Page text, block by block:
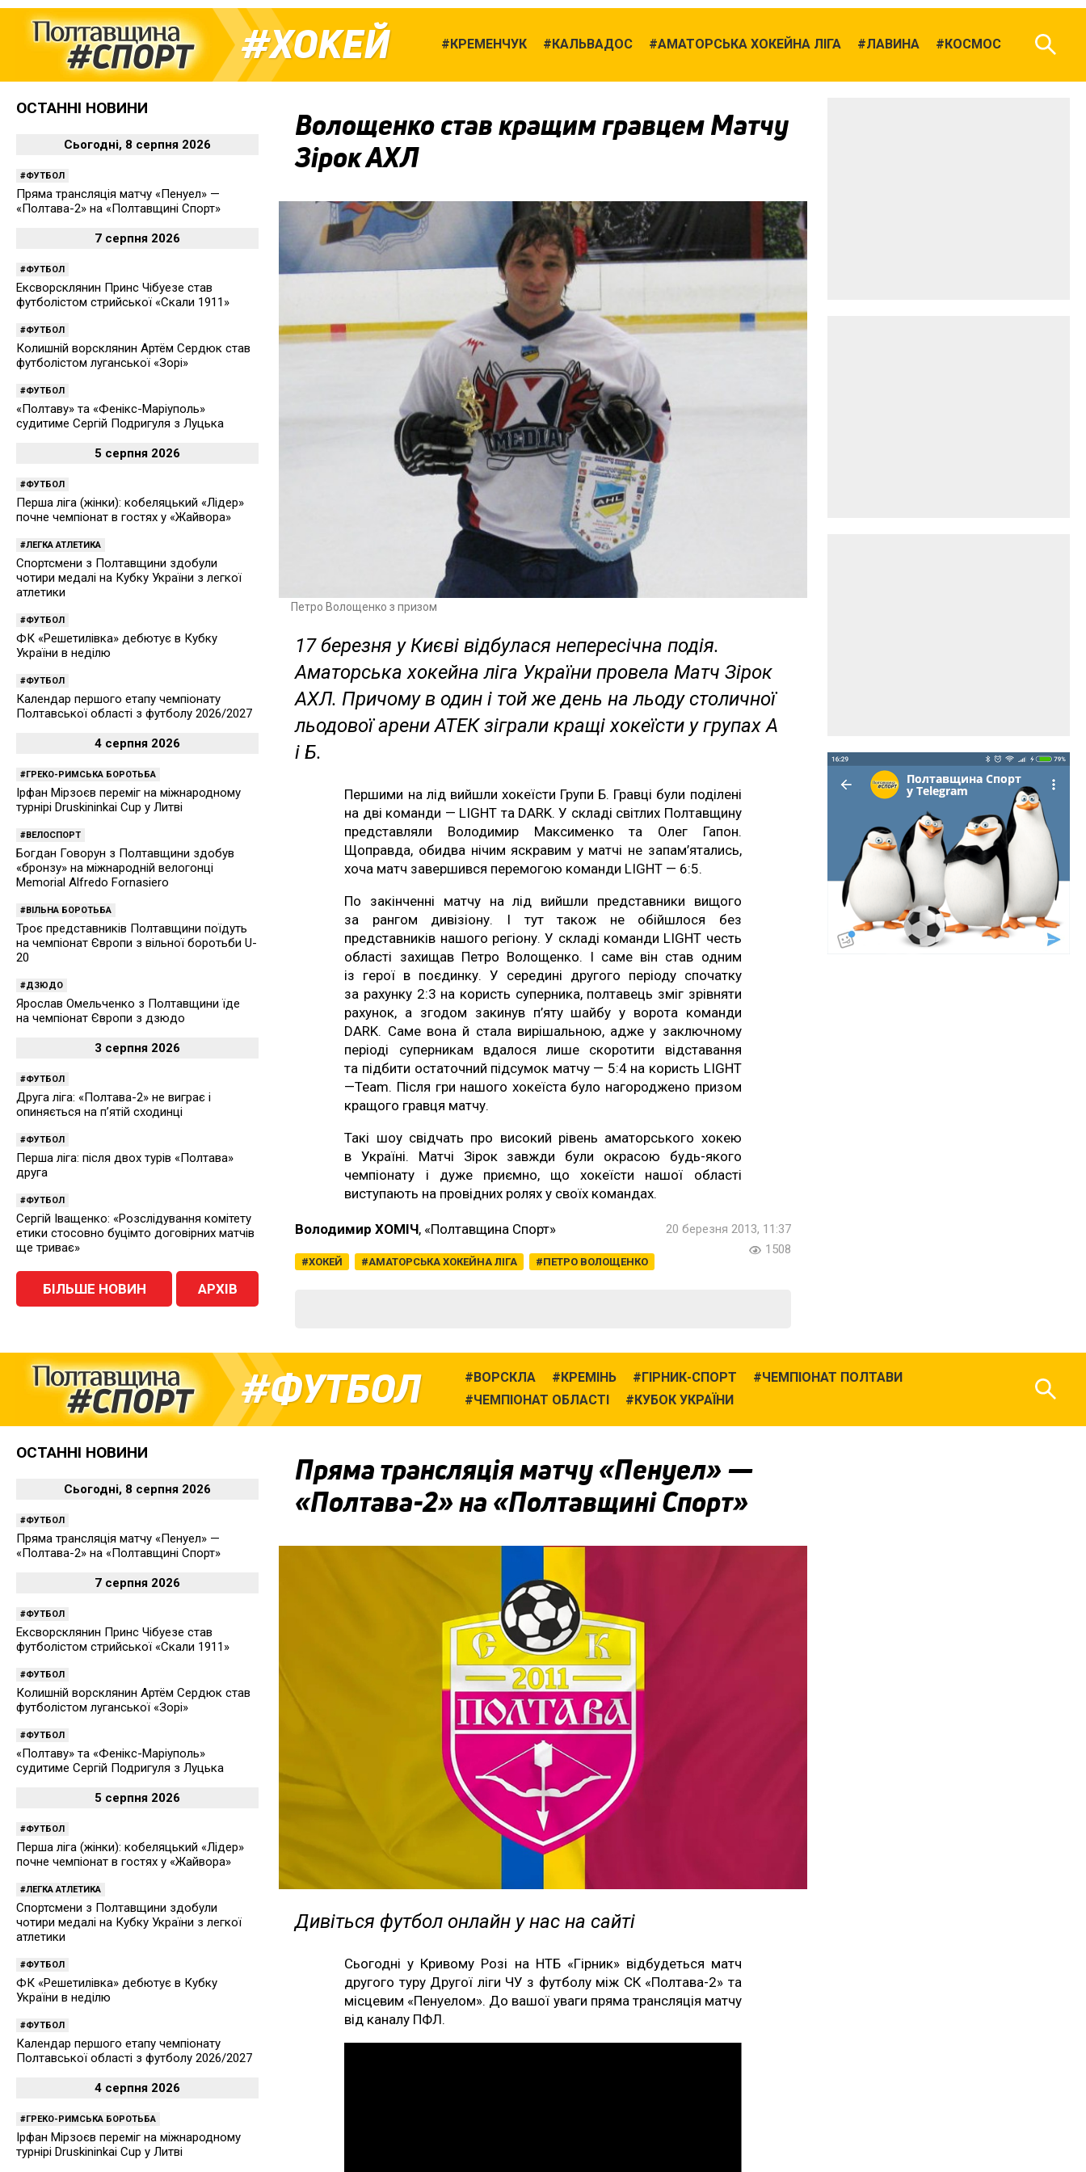
ХОКЕЙ КРЕМЕНЧУК КАЛЬВАДОС АМАТОРСЬКА ХОКЕЙНА ЛІГА ЛАВИНА КОСМОС
Волощенко став кращим гравцем Матчу
Зірок АХЛ
Петро Волощенко з призом
17 березня у Києві відбулася непересічна подія.
Аматорська хокейна ліга України провела Матч Зірок
АХЛ. Причому в один і той же день на льоду столичної
льодової арени АТЕК зіграли кращі хокеїсти у групах А
і Б.
Першими на лід вийшли хокеїсти Групи Б. Гравці були поділені
на дві команди — LIGHT та DARK. У складі світлих Полтавщину
представляли Володимир Максименко та Олег Гапон.
Щоправда, обидва нічим яскравим у матчі не запам’ятались,
хоча матч завершився перемогою команди LIGHT — 6:5.
По закінченні матчу на лід вийшли представники вищого
за рангом дивізіону. І тут також не обійшлося без
представників нашого регіону. У складі команди LIGHT честь
області захищав Петро Волощенко. І саме він став одним
із герої в поєдинку. У середині другого періоду спочатку
за рахунку 2:3 на користь суперника, полтавець зміг зрівняти
рахунок, а згодом закинув п’яту шайбу у ворота команди
DARK. Саме вона й стала вирішальною, адже у заключному
періоді суперникам вдалося лише скоротити відставання
та підбити остаточний підсумок матчу — 5:4 на користь LIGHT
—Team. Після гри нашого хокеїста було нагороджено призом
кращого гравця матчу.
Такі шоу свідчать про високий рівень аматорського хокею
в Україні. Матчі Зірок завжди були окрасою будь-якого
чемпіонату і дуже приємно, що хокеїсти нашої області
виступають на провідних ролях у своїх командах.
Володимир ХОМІЧ, «Полтавщина Спорт»
ХОКЕЙ АМАТОРСЬКА ХОКЕЙНА ЛІГА ПЕТРО ВОЛОЩЕНКО
20 березня 2013, 11:37
1508
ОСТАННІ НОВИНИ
Сьогодні, 8 серпня 2026
ФУТБОЛ
Пряма трансляція матчу «Пенуел» —
«Полтава-2» на «Полтавщині Спорт»
7 серпня 2026
ФУТБОЛ
Ексворсклянин Принс Чібуезе став
футболістом стрийської «Скали 1911»
ФУТБОЛ
Колишній ворсклянин Артём Сердюк став
футболістом луганської «Зорі»
ФУТБОЛ
«Полтаву» та «Фенікс-Маріуполь»
судитиме Сергій Подригуля з Луцька
5 серпня 2026
ФУТБОЛ
Перша ліга (жінки): кобеляцький «Лідер»
почне чемпіонат в гостях у «Жайвора»
ЛЕГКА АТЛЕТИКА
Спортсмени з Полтавщини здобули
чотири медалі на Кубку України з легкої
атлетики
ФУТБОЛ
ФК «Решетилівка» дебютує в Кубку
України в неділю
ФУТБОЛ
Календар першого етапу чемпіонату
Полтавської області з футболу 2026/2027
4 серпня 2026
ГРЕКО-РИМСЬКА БОРОТЬБА
Ірфан Мірзоєв переміг на міжнародному
турнірі Druskininkai Cup у Литві
ВЕЛОСПОРТ
Богдан Говорун з Полтавщини здобув
«бронзу» на міжнародній велогонці
Memorial Alfredo Fornasiero
ВІЛЬНА БОРОТЬБА
Троє представників Полтавщини поїдуть
на чемпіонат Європи з вільної боротьби U-
20
ДЗЮДО
Ярослав Омельченко з Полтавщини їде
на чемпіонат Європи з дзюдо
3 серпня 2026
ФУТБОЛ
Друга ліга: «Полтава-2» не виграє і
опиняється на п’ятій сходинці
ФУТБОЛ
Перша ліга: після двох турів «Полтава»
друга
ФУТБОЛ
Сергій Іващенко: «Розслідування комітету
етики стосовно буцімто договірних матчів
ще триває»
БІЛЬШЕ НОВИН АРХІВ
ФУТБОЛ ВОРСКЛА КРЕМІНЬ ГІРНИК-СПОРТ
ЧЕМПІОНАТ ПОЛТАВИ
ЧЕМПІОНАТ ОБЛАСТІ
КУБОК УКРАЇНИ
Пряма трансляція матчу «Пенуел» —
«Полтава-2» на «Полтавщині Спорт»
Дивіться футбол онлайн у нас на сайті
Сьогодні у Кривому Розі на НТБ «Гірник» відбудеться матч
другого туру Другої ліги ЧУ з футболу між СК «Полтава-2» та
місцевим «Пенуелом». До вашої уваги пряма трансляція матчу
від каналу ПФЛ.
ОСТАННІ НОВИНИ
Сьогодні, 8 серпня 2026
ФУТБОЛ
Пряма трансляція матчу «Пенуел» —
«Полтава-2» на «Полтавщині Спорт»
7 серпня 2026
ФУТБОЛ
Ексворсклянин Принс Чібуезе став
футболістом стрийської «Скали 1911»
ФУТБОЛ
Колишній ворсклянин Артём Сердюк став
футболістом луганської «Зорі»
ФУТБОЛ
«Полтаву» та «Фенікс-Маріуполь»
судитиме Сергій Подригуля з Луцька
5 серпня 2026
ФУТБОЛ
Перша ліга (жінки): кобеляцький «Лідер»
почне чемпіонат в гостях у «Жайвора»
ЛЕГКА АТЛЕТИКА
Спортсмени з Полтавщини здобули
чотири медалі на Кубку України з легкої
атлетики
ФУТБОЛ
ФК «Решетилівка» дебютує в Кубку
України в неділю
ФУТБОЛ
Календар першого етапу чемпіонату
Полтавської області з футболу 2026/2027
4 серпня 2026
ГРЕКО-РИМСЬКА БОРОТЬБА
Ірфан Мірзоєв переміг на міжнародному
турнірі Druskininkai Cup у Литві